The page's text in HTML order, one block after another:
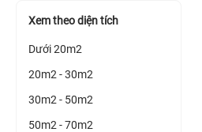
Xem theo diện tích
Dưới 20m2
20m2 - 30m2
30m2 - 50m2
50m2 - 70m2